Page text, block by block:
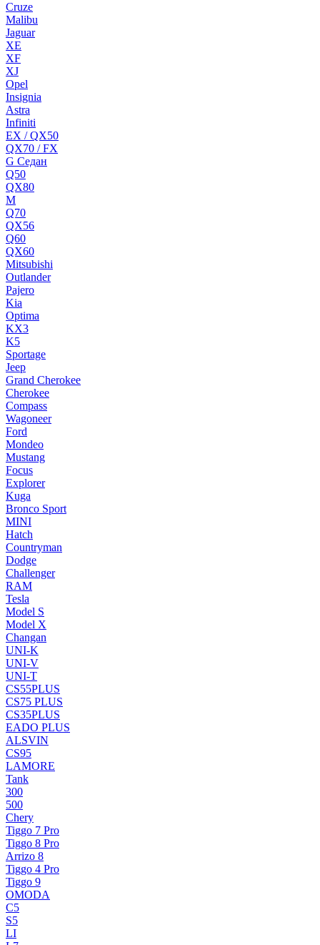
Cruze
Malibu
Jaguar
XE
XF
XJ
Opel
Insignia
Astra
Infiniti
EX / QX50
QX70 / FX
G Cедан
Q50
QX80
M
Q70
QX56
Q60
QX60
Mitsubishi
Outlander
Pajero
Kia
Optima
KX3
K5
Sportage
Jeep
Grand Cherokee
Cherokee
Compass
Wagoneer
Ford
Mondeo
Mustang
Focus
Explorer
Kuga
Bronco Sport
MINI
Hatch
Countryman
Dodge
Challenger
RAM
Tesla
Model S
Model X
Changan
UNI-K
UNI-V
UNI-T
CS55PLUS
CS75 PLUS
CS35PLUS
EADO PLUS
ALSVIN
CS95
LAMORE
Tank
300
500
Chery
Tiggo 7 Pro
Tiggo 8 Pro
Arrizo 8
Tiggo 4 Pro
Tiggo 9
OMODA
C5
S5
LI